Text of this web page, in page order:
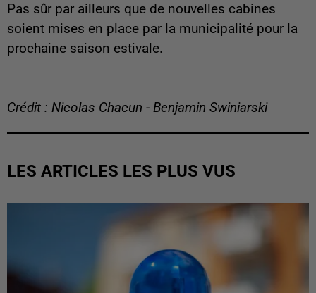
Pas sûr par ailleurs que de nouvelles cabines
soient mises en place par la municipalité pour la
prochaine saison estivale.
Crédit : Nicolas Chacun - Benjamin Swiniarski
LES ARTICLES LES PLUS VUS